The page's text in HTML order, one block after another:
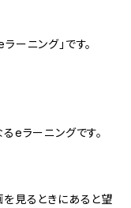
ーニング」です。
eラーニングです。
を見るときにあると望